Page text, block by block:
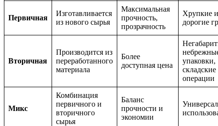
Первичная
Изготавливается
из нового сырья
Максимальная
прочность,
прозрачность
Хрупкие
дорогие
Вторичная
Производится из
переработанного
материала
Более
доступная цена
упаковки,
складские
операции
Микс
Комбинация
первичного и
вторичного
сырья
Баланс
прочности и
экономии